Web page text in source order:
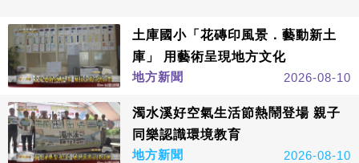
土庫國小「花磚印風景．藝動新土
庫」 用藝術呈現地方文化
地方新聞
2026-08-10
濁水溪好空氣生活節熱鬧登場 親子
同樂認識環境教育
地方新聞
2026-08-10